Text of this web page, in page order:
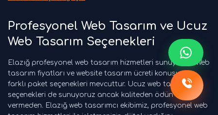
Profesyonel Web Tasarım ve Ucuz
Web Tasarım Seçenekleri
Elazığ profesyonel web tasarım hizmetleri sunuyoruz. Web
tasarım fiyatları ve website tasarım ücreti konusunda
farklı paket seçenekleri mevcuttur. Ucuz web tasarım
seçenekleri de sunuyoruz ancak kaliteden ödün
vermeden. Elazığ web tasarımcı ekibimiz, profesyonel web